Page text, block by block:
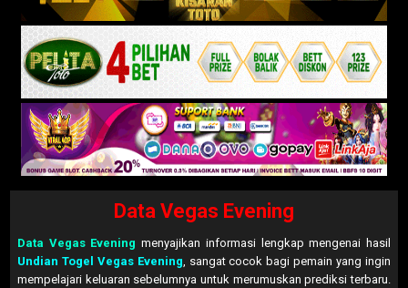
Data Vegas Evening
Data Vegas Evening menyajikan informasi lengkap mengenai hasil
Undian Togel Vegas Evening , sangat cocok bagi pemain yang ingin
mempelajari keluaran sebelumnya untuk merumuskan prediksi terbaru.